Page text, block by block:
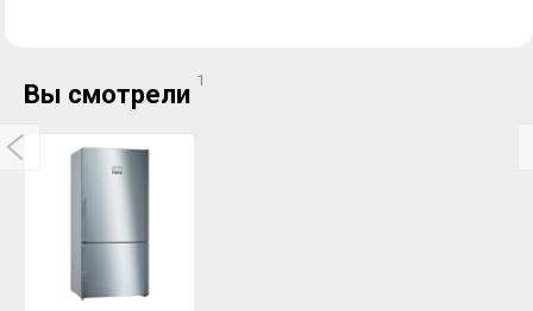
Вы смотрели 1